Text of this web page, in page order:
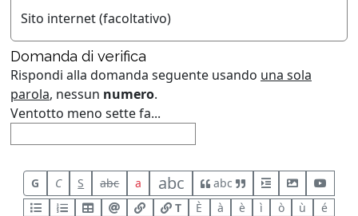
Sito internet (facoltativo)
Domanda di verifica
Rispondi alla domanda seguente usando una sola
parola, nessun numero.
Ventotto meno sette fa...
G C S abc a abc
abc
T
È à è ì ò ù é